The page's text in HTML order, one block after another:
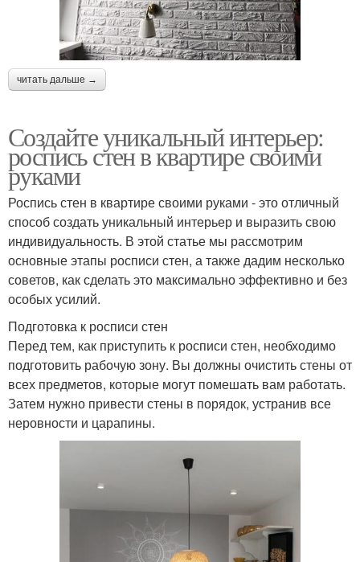
читать дальше →
Создайте уникальный интерьер:
роспись стен в квартире своими
руками
Роспись стен в квартире своими руками - это отличный
способ создать уникальный интерьер и выразить свою
индивидуальность. В этой статье мы рассмотрим
основные этапы росписи стен, а также дадим несколько
советов, как сделать это максимально эффективно и без
особых усилий.
Подготовка к росписи стен
Перед тем, как приступить к росписи стен, необходимо
подготовить рабочую зону. Вы должны очистить стены от
всех предметов, которые могут помешать вам работать.
Затем нужно привести стены в порядок, устранив все
неровности и царапины.